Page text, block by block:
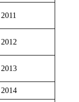
2011
2012
2013
2014